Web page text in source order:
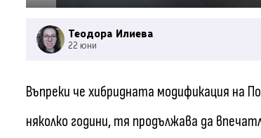
Теодора Илиева
22 юни
Въпреки че хибридната модификация на
няколко години, тя продължава да